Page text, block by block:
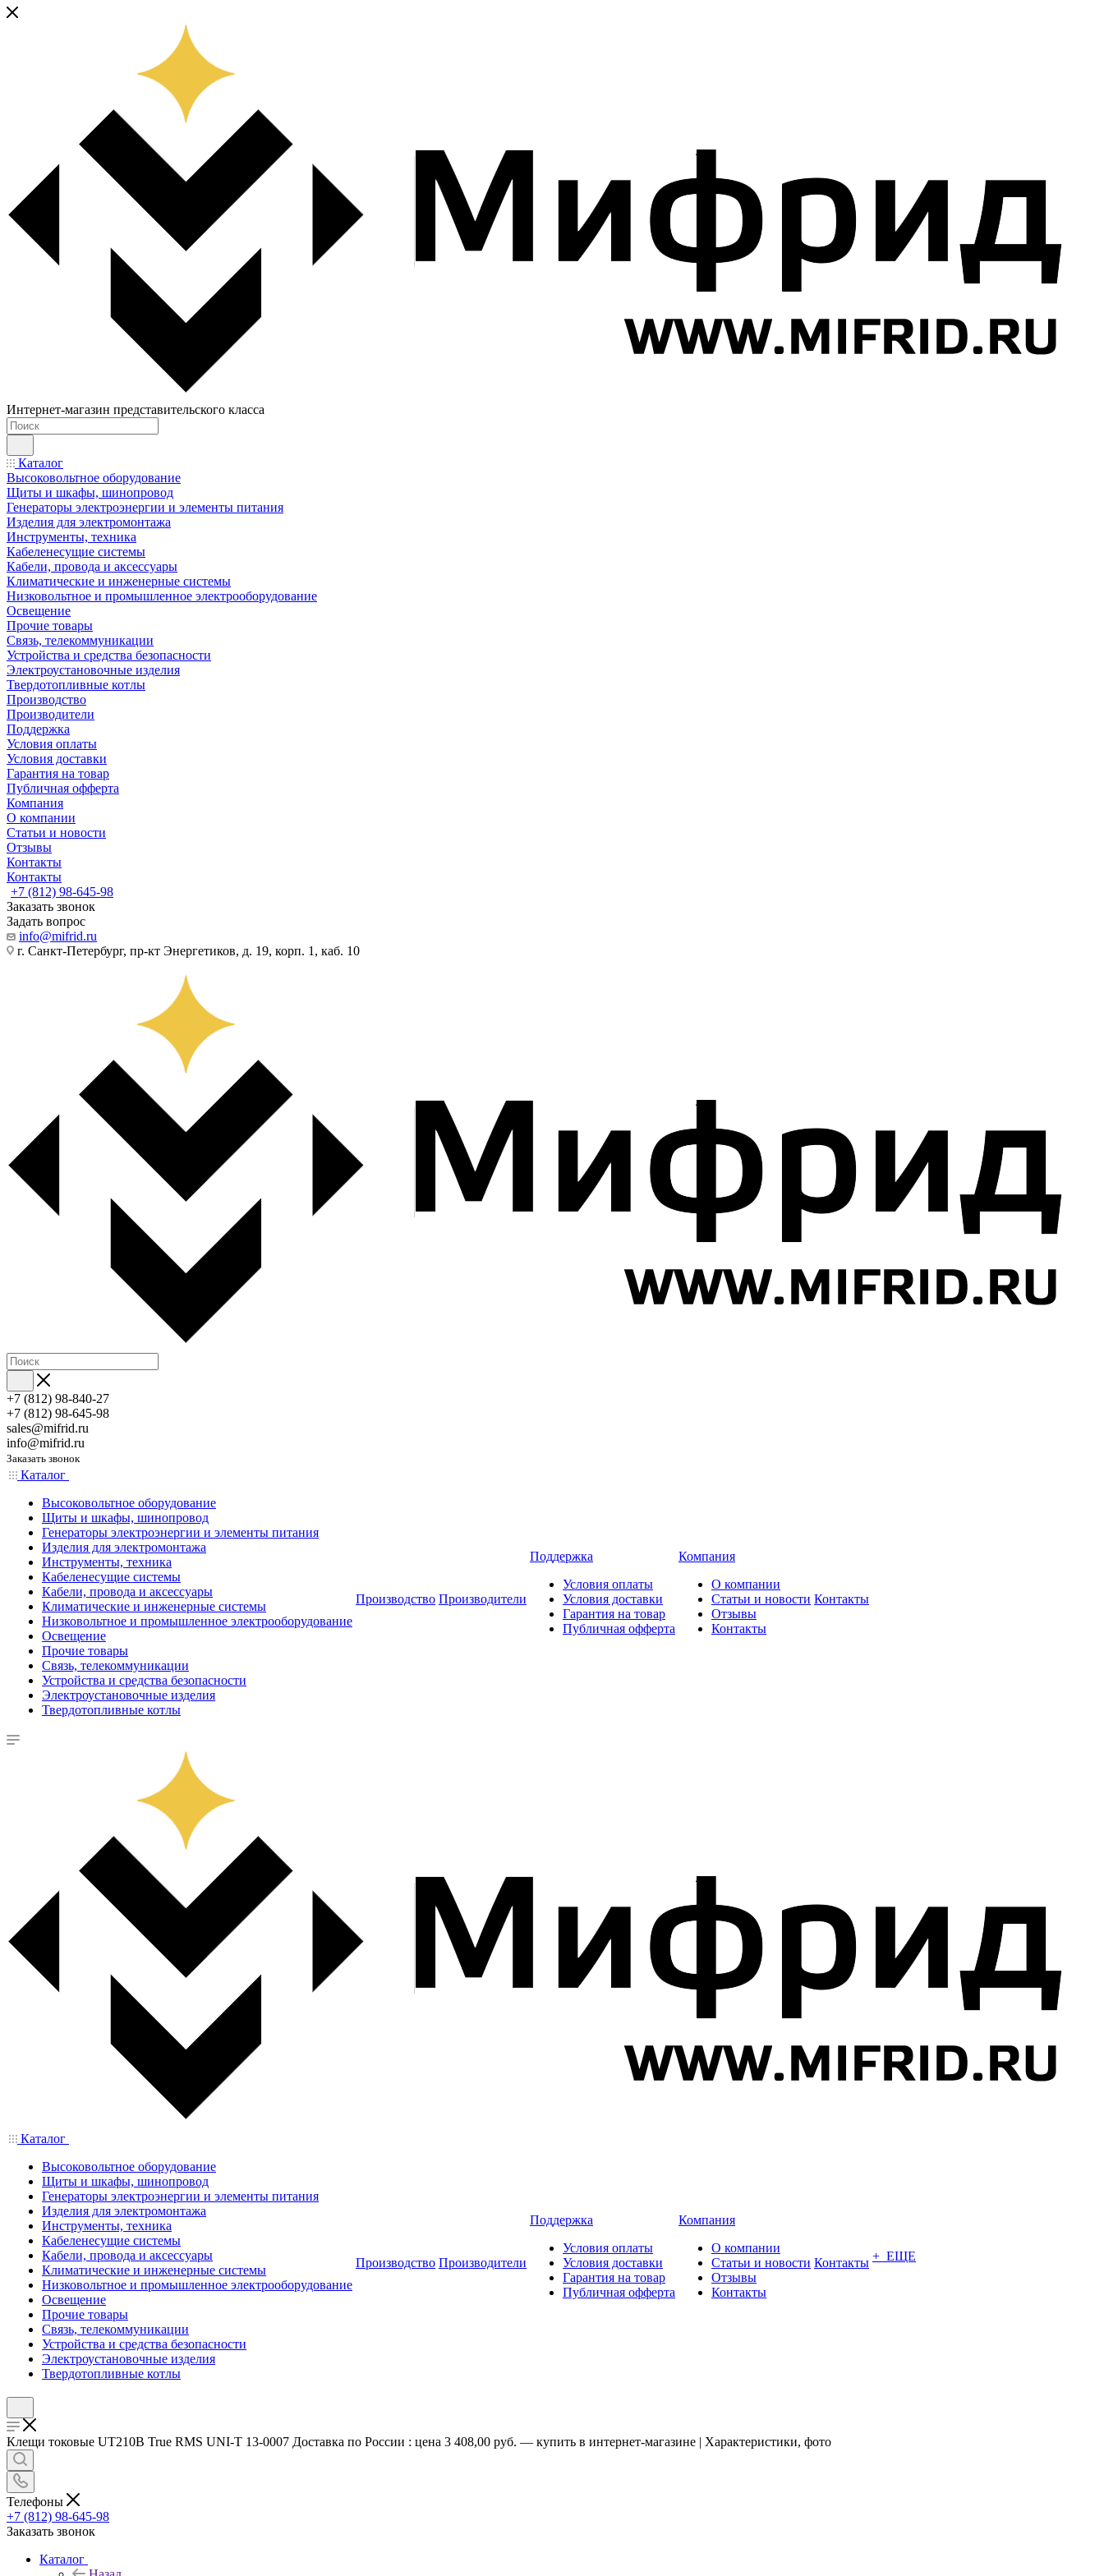
Интернет-магазин представительского класса
Каталог
Высоковольтное оборудование
Щиты и шкафы, шинопровод
Генераторы электроэнергии и элементы питания
Изделия для электромонтажа
Инструменты, техника
Кабеленесущие системы
Кабели, провода и аксессуары
Климатические и инженерные системы
Низковольтное и промышленное электрооборудование
Освещение
Прочие товары
Связь, телекоммуникации
Устройства и средства безопасности
Электроустановочные изделия
Твердотопливные котлы
Производство
Производители
Поддержка
Условия оплаты
Условия доставки
Гарантия на товар
Публичная офферта
Компания
О компании
Статьи и новости
Отзывы
Контакты
Контакты
+7 (812) 98-645-98
Заказать звонок
Задать вопрос
info@mifrid.ru
г. Санкт-Петербург, пр-кт Энергетиков, д. 19, корп. 1, каб. 10
+7 (812) 98-840-27
+7 (812) 98-645-98
sales@mifrid.ru
info@mifrid.ru
Заказать звонок
Каталог
Высоковольтное оборудование
Щиты и шкафы, шинопровод
Генераторы электроэнергии и элементы питания
Изделия для электромонтажа
Инструменты, техника
Кабеленесущие системы
Кабели, провода и аксессуары
Климатические и инженерные системы
Низковольтное и промышленное электрооборудование
Освещение
Прочие товары
Связь, телекоммуникации
Устройства и средства безопасности
Электроустановочные изделия
Твердотопливные котлы
Производство Производители
Поддержка
Условия оплаты
Условия доставки
Гарантия на товар
Публичная офферта
Компания
О компании
Статьи и новости
Отзывы
Контакты
Контакты
Каталог
Высоковольтное оборудование
Щиты и шкафы, шинопровод
Генераторы электроэнергии и элементы питания
Изделия для электромонтажа
Инструменты, техника
Кабеленесущие системы
Кабели, провода и аксессуары
Климатические и инженерные системы
Низковольтное и промышленное электрооборудование
Освещение
Прочие товары
Связь, телекоммуникации
Устройства и средства безопасности
Электроустановочные изделия
Твердотопливные котлы
Производство Производители
Поддержка
Условия оплаты
Условия доставки
Гарантия на товар
Публичная офферта
Компания
О компании
Статьи и новости
Отзывы
Контакты
Контакты + ЕЩЕ
Клещи токовые UT210В True RMS UNI-T 13-0007 Доставка по России : цена 3 408,00 руб. — купить в интернет-магазине | Характеристики, фото
Телефоны
+7 (812) 98-645-98
Заказать звонок
Каталог